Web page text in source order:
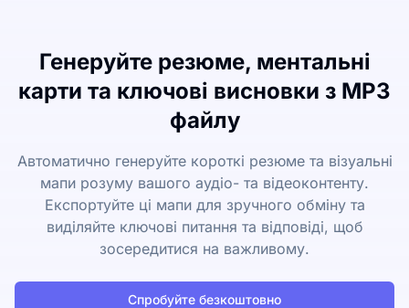
Генеруйте резюме, ментальні
карти та ключові висновки з MP3
файлу
Автоматично генеруйте короткі резюме та візуальні
мапи розуму вашого аудіо- та відеоконтенту.
Експортуйте ці мапи для зручного обміну та
виділяйте ключові питання та відповіді, щоб
зосередитися на важливому.
Спробуйте безкоштовно